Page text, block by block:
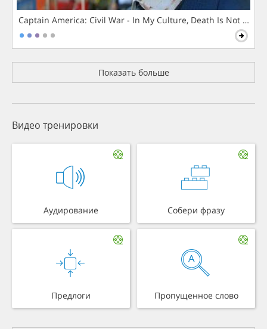
Captain America: Civil War - In My Culture, Death Is Not The
Показать больше
Видео тренировки
Аудирование Собери фразу
Предлоги Пропущенное слово